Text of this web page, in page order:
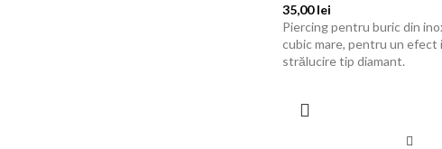
35,00lei
Piercing pentru buric din
cubic mare, pentru un efect
strălucire tip diamant.